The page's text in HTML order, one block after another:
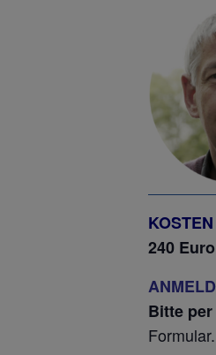
KOSTEN
240 Euro
Bitte
Formular.